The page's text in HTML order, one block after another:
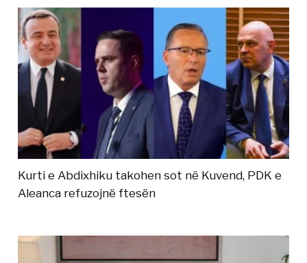
Kurti e Abdixhiku takohen sot në Kuvend, PDK e
Aleanca refuzojnë ftesën